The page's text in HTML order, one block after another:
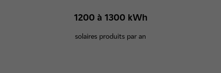
1200 à 1300 kWh
solaires produits par an